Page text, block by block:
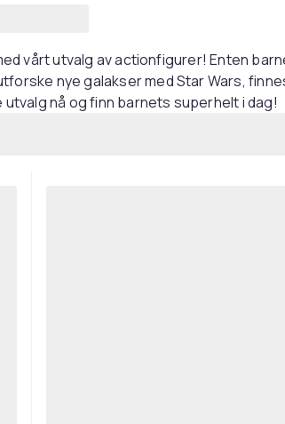
vårt utvalg av actionfigurer! Enten
nye galakser med Star Wars,
nå og finn barnets superhelt i dag!